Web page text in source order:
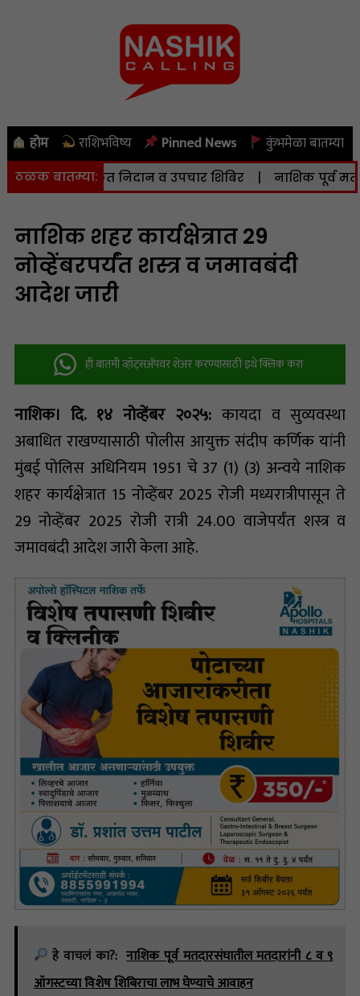
होम राशिभविष्य Pinned News कुंभमेळा बातम्या
ठळक बातम्या:
मोफत निदान व उपचार शिबिर | नाशिक पूर्व
नाशिक शहर कार्यक्षेत्रात 29
नोव्हेंबरपर्यंत शस्त्र व जमावबंदी
आदेश जारी
ही बातमी व्हॉट्सअ‍ॅपवर शेअर करण्यासाठी इथे क्लिक करा
नाशिक। दि. १४ नोव्हेंबर २०२५: कायदा व सुव्यवस्था
अबाधित राखण्यासाठी पोलीस आयुक्त संदीप कर्णिक यांनी
मुंबई पोलिस अधिनियम 1951 चे 37 (1) (3) अन्वये नाशिक
शहर कार्यक्षेत्रात 15 नोव्हेंबर 2025 रोजी मध्यरात्रीपासून ते
29 नोव्हेंबर 2025 रोजी रात्री 24.00 वाजेपर्यंत शस्त्र व
जमावबंदी आदेश जारी केला आहे.
हे वाचलं का?: नाशिक पूर्व मतदारसंघातील मतदारांनी ८ व ९
ऑगस्टच्या विशेष शिबिराचा लाभ घेण्याचे आवाहन